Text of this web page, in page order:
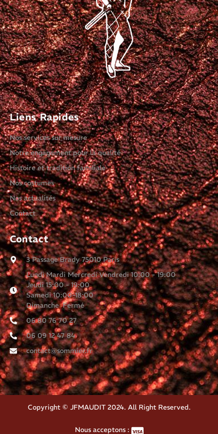
Liens Rapides
Nos services sur mesure
Notre engagement pour la qualité
Histoire et tradition familiale
Nos costumes
Nos actualités
Contact
Contact
3 Passage Brady 75010 Paris
Lundi Mardi Mercredi Vendredi 10:00 - 19:00
Jeudi 15:00 - 19:00
Samedi 10:00-18:00
Dimanche Fermé
06 80 76 70 27
06 09 12 47 84
contact@sommier.fr
Copyright © JFMAUDIT 2024. All Right Reserved.
Nous acceptons :